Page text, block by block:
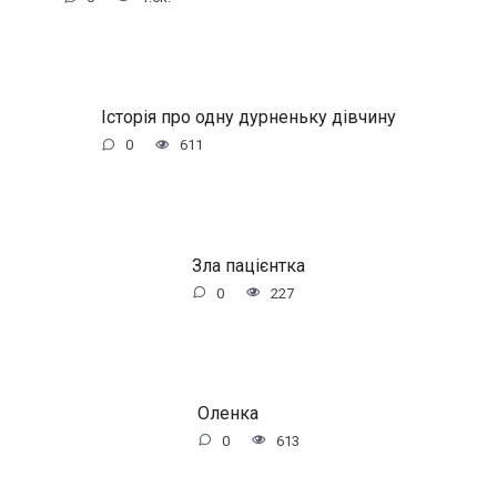
Історія про одну дурненьку дівчину
0 611
Зла пацієнтка
0 227
Оленка
0 613